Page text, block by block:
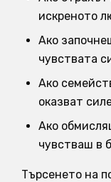
искреното
Ако
чувствата
Ако
оказват
Ако
чувстваш в
Търсенето на